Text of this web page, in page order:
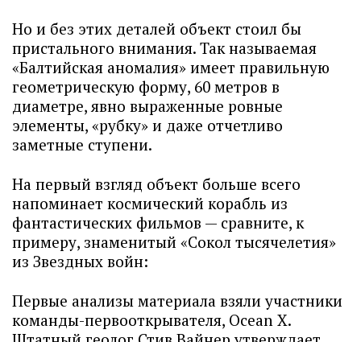
Но и без этих деталей объект стоил бы
пристального внимания. Так называемая
«Балтийская аномалия» имеет правильную
геометрическую форму, 60 метров в
диаметре, явно выраженные ровные
элементы, «рубку» и даже отчетливо
заметные ступени.
На первый взгляд объект больше всего
напоминает космический корабль из
фантастических фильмов — сравните, к
примеру, знаменитый «Сокол тысячелетия»
из Звездных войн:
Первые анализы материала взяли участники
команды-первооткрывателя, Ocean X.